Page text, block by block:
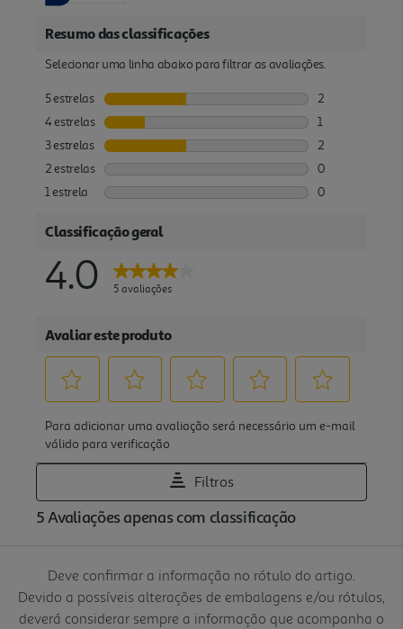
Deve confirmar a informação no rótulo do artigo.
Devido a possíveis alterações de embalagens e/ou rótulos,
deverá considerar sempre a informação que acompanha o